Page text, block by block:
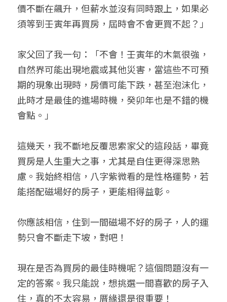
價不斷在飆升，但薪水並沒有同時跟上，如果必
須等到壬寅年再買房，屆時會不會更買不起？」
家父回了我一句：「不會！壬寅年的木氣很強，
自然界可能出現地震或其他災害，當這些不可預
期的現象出現時，房價可能下跌，甚至泡沫化，
此時才是最佳的進場時機，癸卯年也是不錯的機
會點。」
這幾天，我不斷地反覆思索家父的這段話，畢竟
買房是人生重大之事，尤其是自住更得深思熟
慮。我始終相信，八字紫微看的是性格運勢，若
能搭配磁場好的房子，更能相得益彰。
你應該相信，住到一間磁場不好的房子，人的運
勢只會不斷走下坡，對吧！
現在是否為買房的最佳時機呢？這個問題沒有一
定的答案。我只能說，想挑選一間喜歡的房子入
住，真的不太容易，厝緣還是很重要！